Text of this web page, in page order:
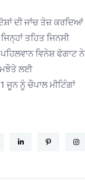
ਦੀ ਜਾਂਚ ਤੇਜ਼ ਕਰਦਿਆਂ
ਤਹਿਤ ਜਿਨਸੀ
ਵਿਨੇਸ਼ ਫੋਗਾਟ ਨੇ
ਸਮਝੌਤੇ ਲਈ
ਜੂਨ ਨੂੰ ਚੌਪਾਲ ਮੀਟਿੰਗਾਂ